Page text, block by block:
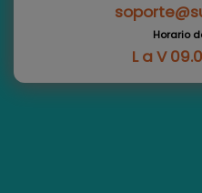
Horario
L a V